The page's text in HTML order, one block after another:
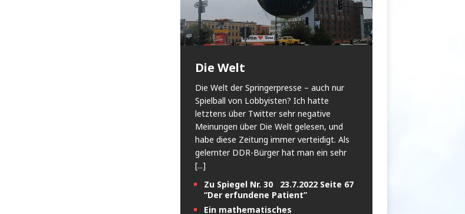
Die Welt
Die Welt der Springerpresse – auch nur
Spielball von Lobbyisten? Ich hatte
letztens über Twitter sehr negative
Meinungen über Die Welt gelesen, und
habe diese Zeitung immer verteidigt. Als
gelernter DDR-Bürger hat man ein sehr
[...]
Zu Spiegel Nr. 30 23.7.2022 Seite 67
“Der erfundene Patient”
Ein mathematisches